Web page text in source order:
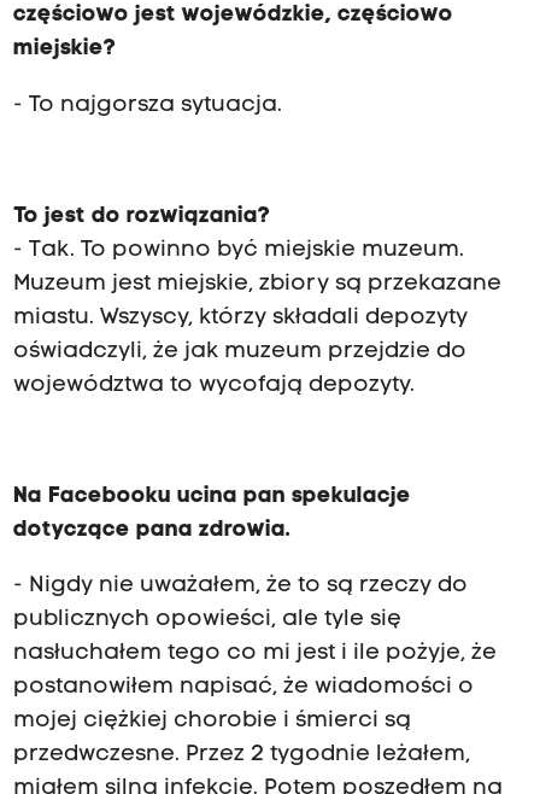
częściowo jest wojewódzkie, częściowo
miejskie?
- To najgorsza sytuacja.
To jest do rozwiązania?
- Tak. To powinno być miejskie muzeum.
Muzeum jest miejskie, zbiory są przekazane
miastu. Wszyscy, którzy składali depozyty
oświadczyli, że jak muzeum przejdzie do
województwa to wycofają depozyty.
Na Facebooku ucina pan spekulacje
dotyczące pana zdrowia.
- Nigdy nie uważałem, że to są rzeczy do
publicznych opowieści, ale tyle się
nasłuchałem tego co mi jest i ile pożyje, że
postanowiłem napisać, że wiadomości o
mojej ciężkiej chorobie i śmierci są
przedwczesne. Przez 2 tygodnie leżałem,
miałem silną infekcję. Potem poszedłem na